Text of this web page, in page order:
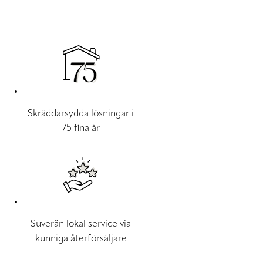
Skräddarsydda lösningar i
75 fina år
Suverän lokal service via
kunniga återförsäljare